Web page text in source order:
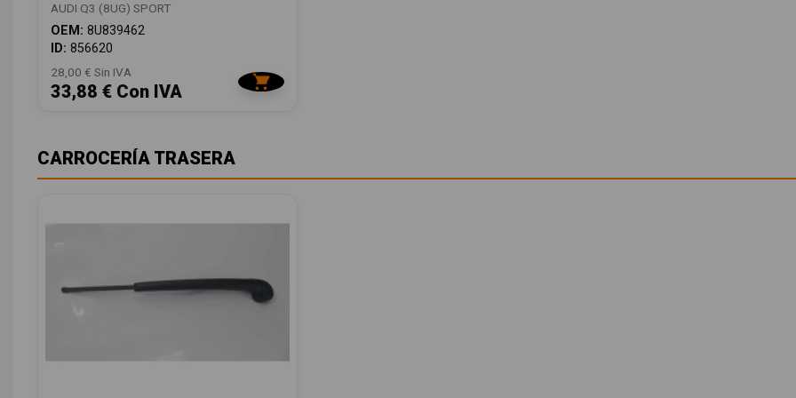
AUDI Q3 (8UG) SPORT
OEM: 8U839462
ID: 856620
28,00 € Sin IVA
33,88 € Con IVA
CARROCERÍA TRASERA